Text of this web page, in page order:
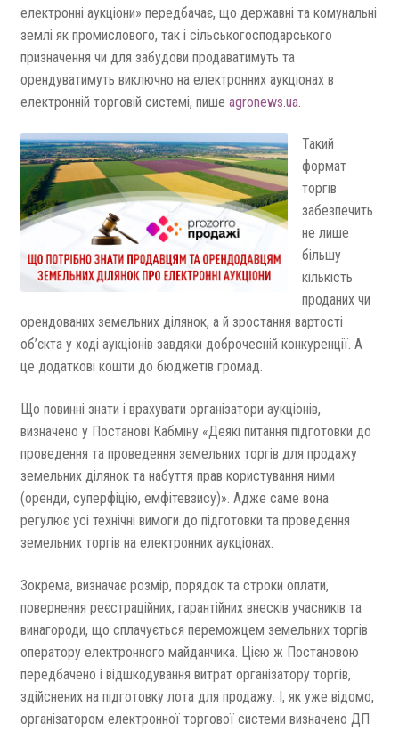
електронні аукціони» передбачає, що державні та комунальні
землі як промислового, так і сільськогосподарського
призначення чи для забудови продаватимуть та
орендуватимуть виключно на електронних аукціонах в
електронній торговій системі, пише agronews.ua.
Такий
формат
торгів
забезпечить
не лише
більшу
кількість
проданих чи
орендованих земельних ділянок, а й зростання вартості
об’єкта у ході аукціонів завдяки доброчесній конкуренції. А
це додаткові кошти до бюджетів громад.
Що повинні знати і врахувати організатори аукціонів,
визначено у Постанові Кабміну «Деякі питання підготовки до
проведення та проведення земельних торгів для продажу
земельних ділянок та набуття прав користування ними
(оренди, суперфіцію, емфітевзису)». Адже саме вона
регулює усі технічні вимоги до підготовки та проведення
земельних торгів на електронних аукціонах.
Зокрема, визначає розмір, порядок та строки оплати,
повернення реєстраційних, гарантійних внесків учасників та
винагороди, що сплачується переможцем земельних торгів
оператору електронного майданчика. Цією ж Постановою
передбачено і відшкодування витрат організатору торгів,
здійснених на підготовку лота для продажу. І, як уже відомо,
організатором електронної торгової системи визначено ДП